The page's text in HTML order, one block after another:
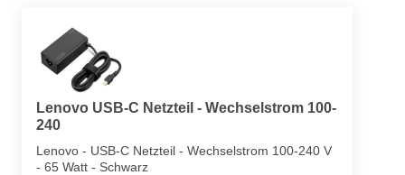
Lenovo USB-C Netzteil - Wechselstrom 100-
240
Lenovo - USB-C Netzteil - Wechselstrom 100-240 V
- 65 Watt - Schwarz